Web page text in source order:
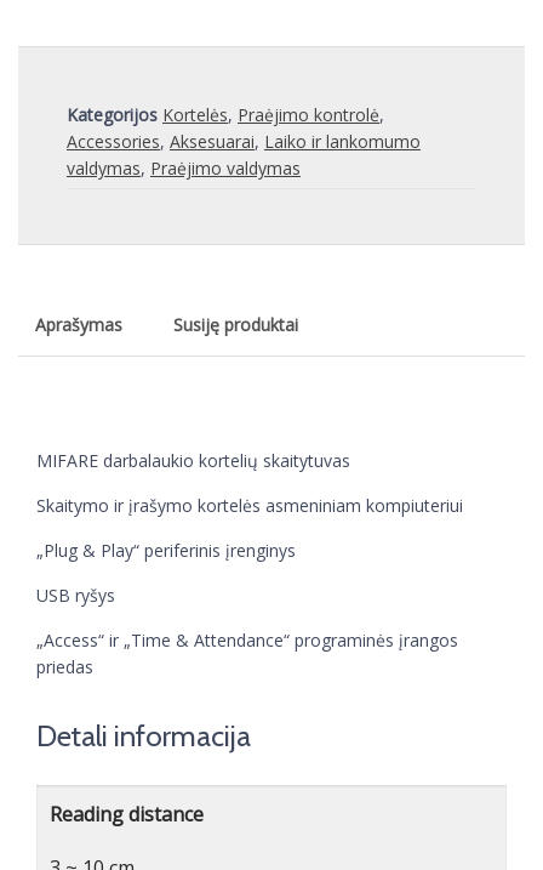
Kategorijos Kortelės, Praėjimo kontrolė,
Accessories, Aksesuarai, Laiko ir lankomumo
valdymas, Praėjimo valdymas
Aprašymas Susiję produktai
MIFARE darbalaukio kortelių skaitytuvas
Skaitymo ir įrašymo kortelės asmeniniam kompiuteriui
„Plug & Play“ periferinis įrenginys
USB ryšys
„Access“ ir „Time & Attendance“ programinės įrangos
priedas
Detali informacija
Reading distance